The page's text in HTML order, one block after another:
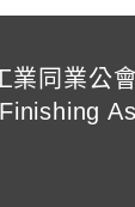
業同業公